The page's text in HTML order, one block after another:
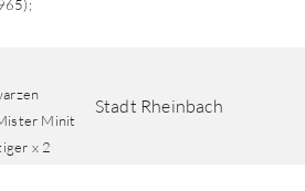
Minit
x 2
Stadt Rheinbach